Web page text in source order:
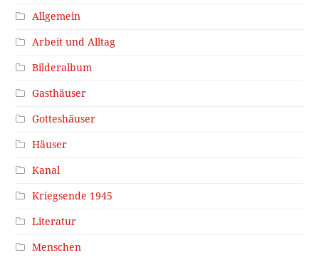
Allgemein
Arbeit und Alltag
Bilderalbum
Gasthäuser
Gotteshäuser
Häuser
Kanal
Kriegsende 1945
Literatur
Menschen